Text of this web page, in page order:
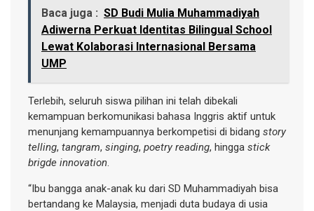
Baca juga : SD Budi Mulia Muhammadiyah
Adiwerna Perkuat Identitas Bilingual School
Lewat Kolaborasi Internasional Bersama
UMP
Terlebih, seluruh siswa pilihan ini telah dibekali
kemampuan berkomunikasi bahasa Inggris aktif untuk
menunjang kemampuannya berkompetisi di bidang story
telling, tangram, singing, poetry reading, hingga stick
brigde innovation.
“Ibu bangga anak-anak ku dari SD Muhammadiyah bisa
bertandang ke Malaysia, menjadi duta budaya di usia